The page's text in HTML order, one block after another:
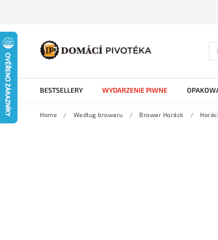
BESTSELLERY WYDARZENIE PIWNE
Home / Według browaru / Browar Horáck /